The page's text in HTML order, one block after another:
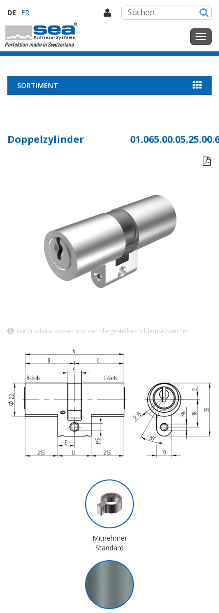
DE FR
SORTIMENT
Doppelzylinder

Die Produkte können von den dargestellten Bildern abweichen
Mitnehmer
Standard